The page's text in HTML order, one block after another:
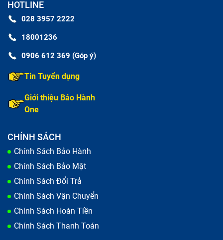
phím.
Dấu hiệu khác:
phím hoặc phím bị lún xuống,...
Nếu bị các dấu hiệu trên, bàn phím máy tính của bạn đã
đến lúc cần thay mới
HOTLINE
028 3957 2222
18001236
0906 612 369 (Góp ý)
Tin Tuyển dụng
Giới thiệu Bảo Hành
One
CHÍNH SÁCH
Chính Sách Bảo Hành
Chính Sách Bảo Mật
Chính Sách Đổi Trả
Chính Sách Vận Chuyển
Chính Sách Hoàn Tiền
Chính Sách Thanh Toán